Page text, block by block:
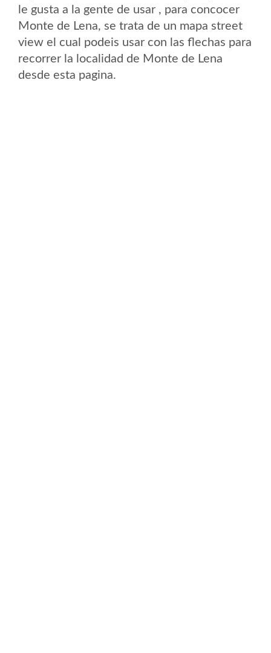
le gusta a la gente de usar , para concocer
Monte de Lena, se trata de un mapa street
view el cual podeis usar con las flechas para
recorrer la localidad de Monte de Lena
desde esta pagina.